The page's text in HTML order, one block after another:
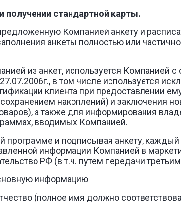
получении стандартной карты.
Компанией анкету и
анкеты полностью или
из анкет, используется Компанией
в том числе используется
клиента при предоставлении
накоплений) и заключения
а также для информирования
вводимых Компанией.
программе и подписывая анкету,
информации Компанией в
РФ (в т.ч. путем передачи
информацию
(полное имя должно